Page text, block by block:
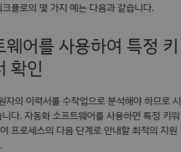
플로의 몇 가지 예는 다음과 같습니다.
어를 사용하여 특정 키
확인
자의 이력서를 수작업으로 분석해야 하므로 시
다. 자동화 소프트웨어를 사용하면 특정 키워
프로세스의 다음 단계로 안내할 최적의 지원